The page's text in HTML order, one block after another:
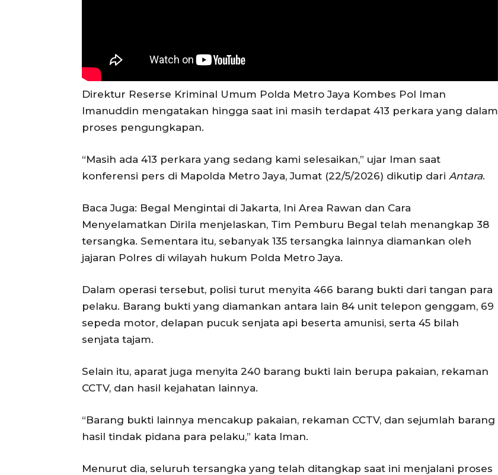
Direktur Reserse Kriminal Umum Polda Metro Jaya Kombes Pol Iman
Imanuddin mengatakan hingga saat ini masih terdapat 413 perkara yang dalam
proses pengungkapan.
“Masih ada 413 perkara yang sedang kami selesaikan,” ujar Iman saat
konferensi pers di Mapolda Metro Jaya, Jumat (22/5/2026) dikutip dari Antara.
Baca Juga: Begal Mengintai di Jakarta, Ini Area Rawan dan Cara
Menyelamatkan DiriIa menjelaskan, Tim Pemburu Begal telah menangkap 38
tersangka. Sementara itu, sebanyak 135 tersangka lainnya diamankan oleh
jajaran Polres di wilayah hukum Polda Metro Jaya.
Dalam operasi tersebut, polisi turut menyita 466 barang bukti dari tangan para
pelaku. Barang bukti yang diamankan antara lain 84 unit telepon genggam, 69
sepeda motor, delapan pucuk senjata api beserta amunisi, serta 45 bilah
senjata tajam.
Selain itu, aparat juga menyita 240 barang bukti lain berupa pakaian, rekaman
CCTV, dan hasil kejahatan lainnya.
“Barang bukti lainnya mencakup pakaian, rekaman CCTV, dan sejumlah barang
hasil tindak pidana para pelaku,” kata Iman.
Menurut dia, seluruh tersangka yang telah ditangkap saat ini menjalani proses